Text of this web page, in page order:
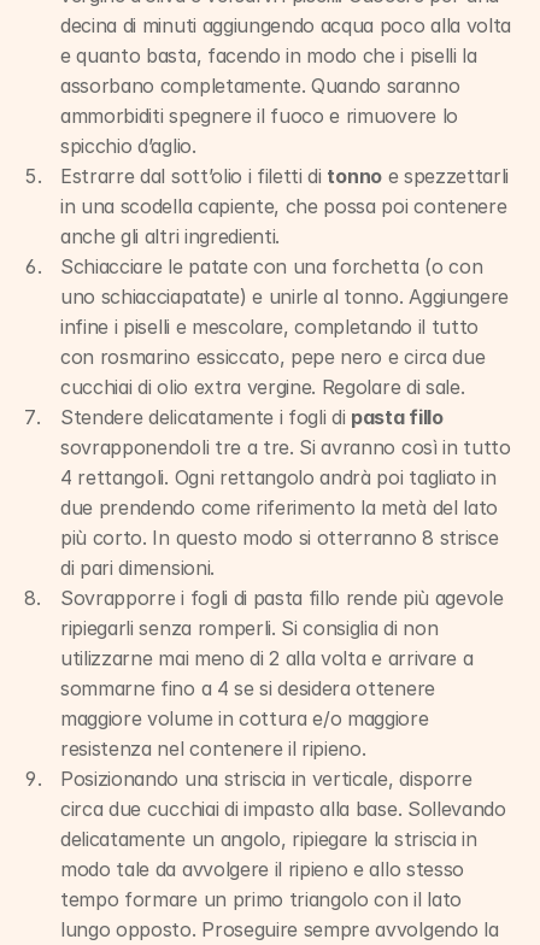
decina di minuti aggiungendo acqua poco alla volta
e quanto basta, facendo in modo che i piselli la
assorbano completamente. Quando saranno
ammorbiditi spegnere il fuoco e rimuovere lo
spicchio d’aglio.
Estrarre dal sott’olio i filetti di tonno e spezzettarli
in una scodella capiente, che possa poi contenere
anche gli altri ingredienti.
Schiacciare le patate con una forchetta (o con
uno schiacciapatate) e unirle al tonno. Aggiungere
infine i piselli e mescolare, completando il tutto
con rosmarino essiccato, pepe nero e circa due
cucchiai di olio extra vergine. Regolare di sale.
Stendere delicatamente i fogli di pasta fillo
sovrapponendoli tre a tre. Si avranno così in tutto
4 rettangoli. Ogni rettangolo andrà poi tagliato in
due prendendo come riferimento la metà del lato
più corto. In questo modo si otterranno 8 strisce
di pari dimensioni.
Sovrapporre i fogli di pasta fillo rende più agevole
ripiegarli senza romperli. Si consiglia di non
utilizzarne mai meno di 2 alla volta e arrivare a
sommarne fino a 4 se si desidera ottenere
maggiore volume in cottura e/o maggiore
resistenza nel contenere il ripieno.
Posizionando una striscia in verticale, disporre
circa due cucchiai di impasto alla base. Sollevando
delicatamente un angolo, ripiegare la striscia in
modo tale da avvolgere il ripieno e allo stesso
tempo formare un primo triangolo con il lato
lungo opposto. Proseguire sempre avvolgendo la